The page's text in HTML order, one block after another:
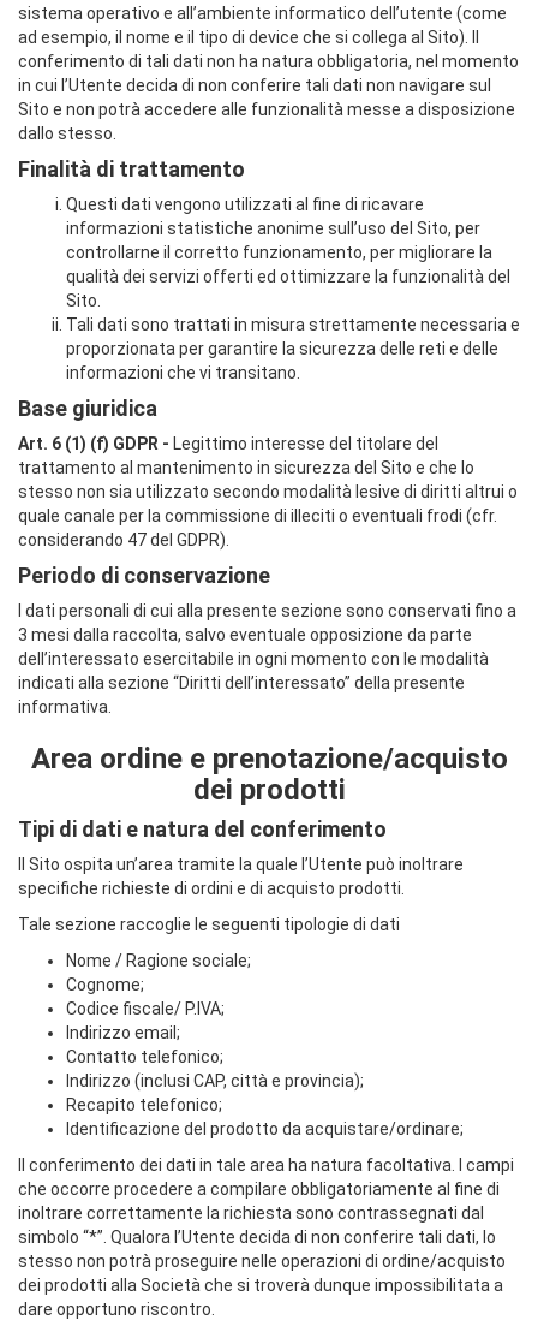
sistema operativo e all’ambiente informatico dell’utente (come
ad esempio, il nome e il tipo di device che si collega al Sito). Il
conferimento di tali dati non ha natura obbligatoria, nel momento
in cui l’Utente decida di non conferire tali dati non navigare sul
Sito e non potrà accedere alle funzionalità messe a disposizione
dallo stesso.
Finalità di trattamento
Questi dati vengono utilizzati al fine di ricavare
informazioni statistiche anonime sull’uso del Sito, per
controllarne il corretto funzionamento, per migliorare la
qualità dei servizi offerti ed ottimizzare la funzionalità del
Sito.
Tali dati sono trattati in misura strettamente necessaria e
proporzionata per garantire la sicurezza delle reti e delle
informazioni che vi transitano.
Base giuridica
Art. 6 (1) (f) GDPR - Legittimo interesse del titolare del
trattamento al mantenimento in sicurezza del Sito e che lo
stesso non sia utilizzato secondo modalità lesive di diritti altrui o
quale canale per la commissione di illeciti o eventuali frodi (cfr.
considerando 47 del GDPR).
Periodo di conservazione
I dati personali di cui alla presente sezione sono conservati fino a
3 mesi dalla raccolta, salvo eventuale opposizione da parte
dell’interessato esercitabile in ogni momento con le modalità
indicati alla sezione “Diritti dell’interessato” della presente
informativa.
Area ordine e prenotazione/acquisto
dei prodotti
Tipi di dati e natura del conferimento
Il Sito ospita un’area tramite la quale l’Utente può inoltrare
specifiche richieste di ordini e di acquisto prodotti.
Tale sezione raccoglie le seguenti tipologie di dati
Nome / Ragione sociale;
Cognome;
Codice fiscale/ P.IVA;
Indirizzo email;
Contatto telefonico;
Indirizzo (inclusi CAP, città e provincia);
Recapito telefonico;
Identificazione del prodotto da acquistare/ordinare;
Il conferimento dei dati in tale area ha natura facoltativa. I campi
che occorre procedere a compilare obbligatoriamente al fine di
inoltrare correttamente la richiesta sono contrassegnati dal
simbolo “*”. Qualora l’Utente decida di non conferire tali dati, lo
stesso non potrà proseguire nelle operazioni di ordine/acquisto
dei prodotti alla Società che si troverà dunque impossibilitata a
dare opportuno riscontro.